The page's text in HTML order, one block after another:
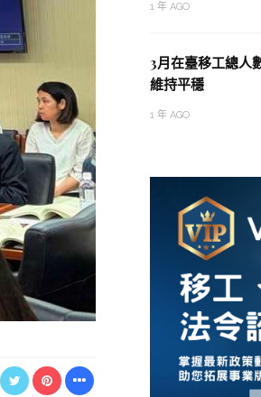
1 年 AGO
3月在臺移工總人
維持平穩
1 年 AGO